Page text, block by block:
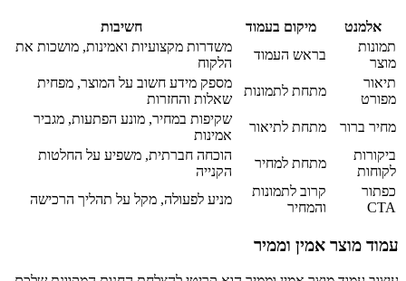
אלמנט מיקום בעמוד
חשיבות
תמונות
מוצר
בראש העמוד
משדרות מקצועיות ואמינות, מושכות את
הלקוח
תיאור
מפורט
מתחת לתמונות
מספק מידע חשוב על המוצר, מפחית
שאלות והחזרות
מחיר ברור
מתחת לתיאור
שקיפות במחיר, מונע הפתעות, מגביר
אמינות
ביקורות
לקוחות
מתחת למחיר
הוכחה חברתית, משפיע על החלטות
הקנייה
כפתור
CTA
קרוב לתמונות
והמחיר
מניע לפעולה, מקל על תהליך הרכישה
עמוד מוצר אמין וממיר